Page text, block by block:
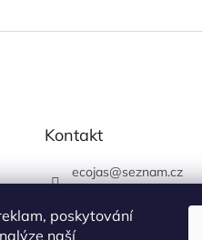
poskytování
naší
Kontakt
ecojas@seznam.cz
730 444 400 (prodejna